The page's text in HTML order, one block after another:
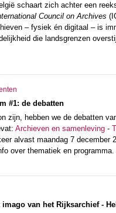
schaart zich achter een
Council on Archives
– fysiek én digitaal – is
die landsgrenzen
#1: de debatten
zijn, hebben we de debatten
Archieven en samenleving -
alvast maandag 7 december
over thematiek en programma.
van het Rijksarchief -